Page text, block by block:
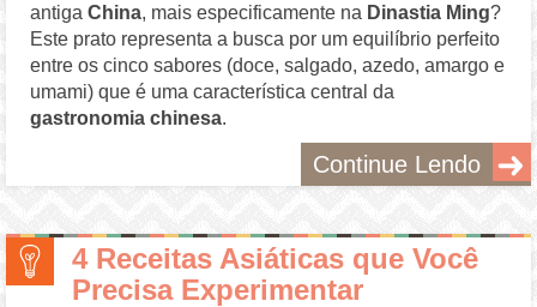
antigaChina, mais especificamente na Dinastia Ming?
Este prato representa a busca por um equilíbrio perfeito
entre os cinco sabores (doce, salgado, azedo, amargo e
umami) que é uma característica central da
gastronomia chinesa.
Continue Lendo
4 Receitas Asiáticas que Você
Precisa Experimentar